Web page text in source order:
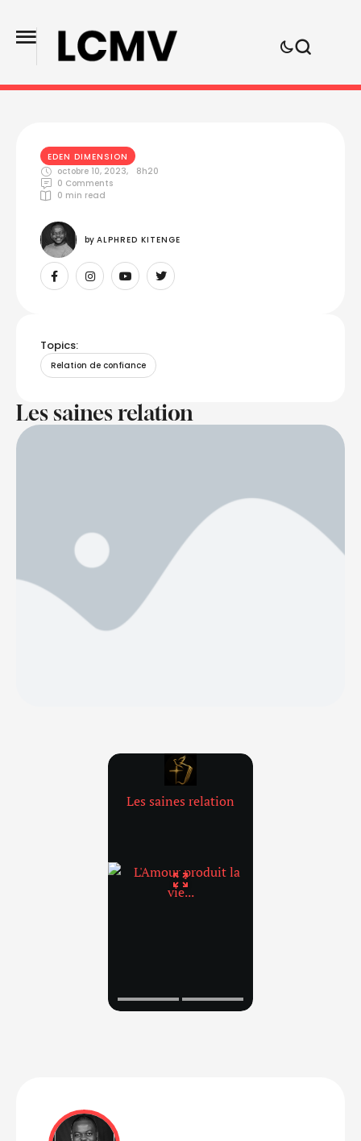
EDEN DIMENSION
octobre 10, 2023,
8h20
0 Comments
0 min read
by ALPHRED KITENGE
Topics:
Relation de confiance
Les saines relation
Les saines relation